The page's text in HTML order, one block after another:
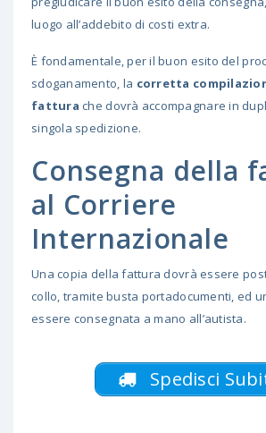
luogo all’addebito di costi extra.
È fondamentale, per il buon esito del
sdoganamento, la corretta
fattura che dovrà accompagnare in
singola spedizione.
Consegna della
al Corriere
Internazionale
Una copia della fattura dovrà essere
collo, tramite busta portadocumenti, ed
essere consegnata a mano all’autista.
Spedisci